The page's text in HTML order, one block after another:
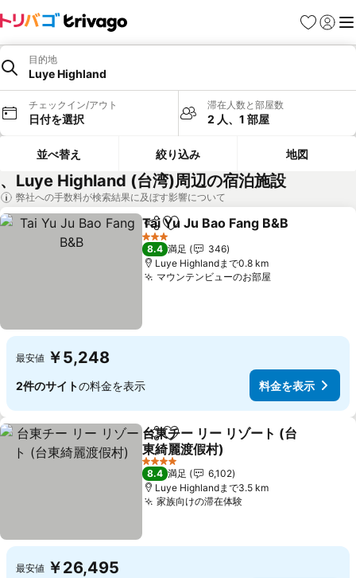
お気に入り
ログイ
メ
目的地
Luye Highland
チェックイン/アウト
日付を選択
滞在人数と部屋数
2 人、1 部屋
並べ替え 絞り込み 地図
、Luye Highland (台湾)周辺の宿泊施設
弊社への手数料が検索結果に及ぼす影響について
シェアお気に入りに追加
Tai Yu Ju Bao Fang B&B
3 ホテルのランク
8.4 満足
346
Luye Highlandまで0.8 km
マウンテンビューのお部屋料金を表示
最安値 ￥5,248
2件のサイトの料金を表示 料金を表示
シェアお気に入りに追加
台東チー リー リゾート (台
東綺麗渡假村)
料金を表示
4 ホテルのランク
8.4 満足
6,102
Luye Highlandまで3.5 km
家族向けの滞在体験料金を表示
最安値 ￥26,495